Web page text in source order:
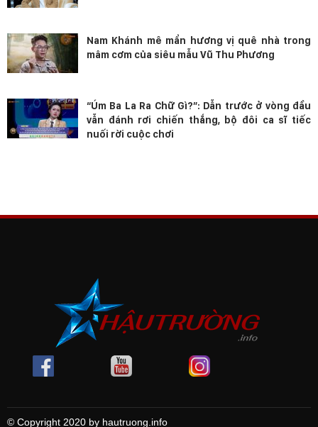
Nam Khánh mê mẩn hương vị quê nhà trong
mâm cơm của siêu mẫu Vũ Thu Phương
“Úm Ba La Ra Chữ Gì?”: Dẫn trước ở vòng đầu
vẫn đánh rơi chiến thắng, bộ đôi ca sĩ tiếc
nuối rời cuộc chơi
© Copyright 2020 by hautruong.info